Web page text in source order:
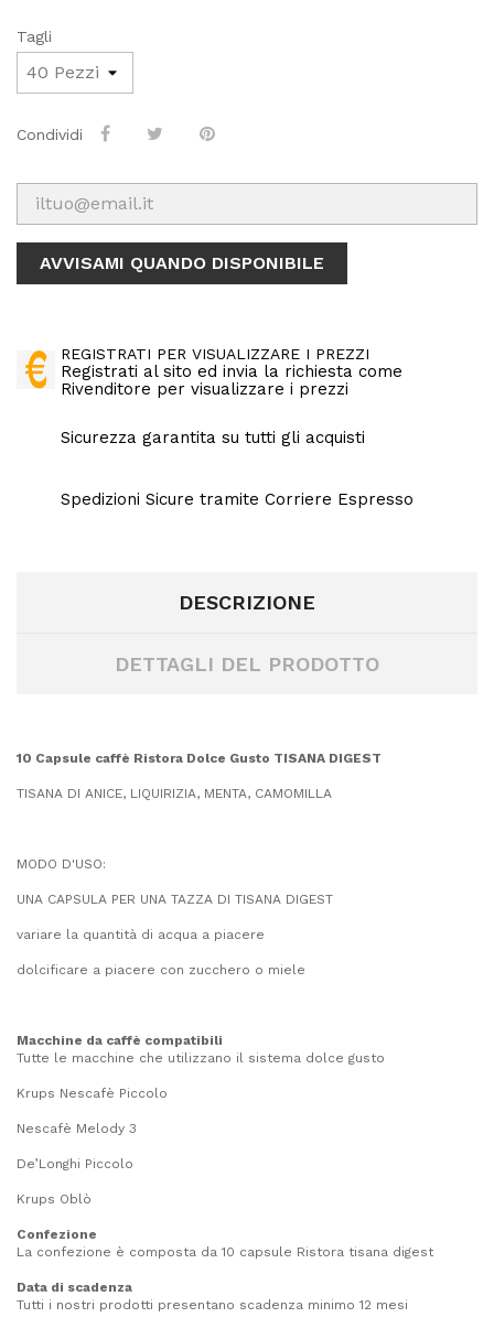
Tagli
Condividi
AVVISAMI QUANDO DISPONIBILE
REGISTRATI PER VISUALIZZARE I PREZZI
Registrati al sito ed invia la richiesta come
Rivenditore per visualizzare i prezzi
Sicurezza garantita su tutti gli acquisti
Spedizioni Sicure tramite Corriere Espresso
DESCRIZIONE
DETTAGLI DEL PRODOTTO
10 Capsule caffè Ristora Dolce Gusto TISANA DIGEST
TISANA DI ANICE, LIQUIRIZIA, MENTA, CAMOMILLA
MODO D'USO:
UNA CAPSULA PER UNA TAZZA DI TISANA DIGEST
variare la quantità di acqua a piacere
dolcificare a piacere con zucchero o miele
Macchine da caffè compatibili
Tutte le macchine che utilizzano il sistema dolce gusto
Krups Nescafè Piccolo
Nescafè Melody 3
De’Longhi Piccolo
Krups Oblò
Confezione
La confezione è composta da 10 capsule Ristora tisana digest
Data di scadenza
Tutti i nostri prodotti presentano scadenza minimo 12 mesi